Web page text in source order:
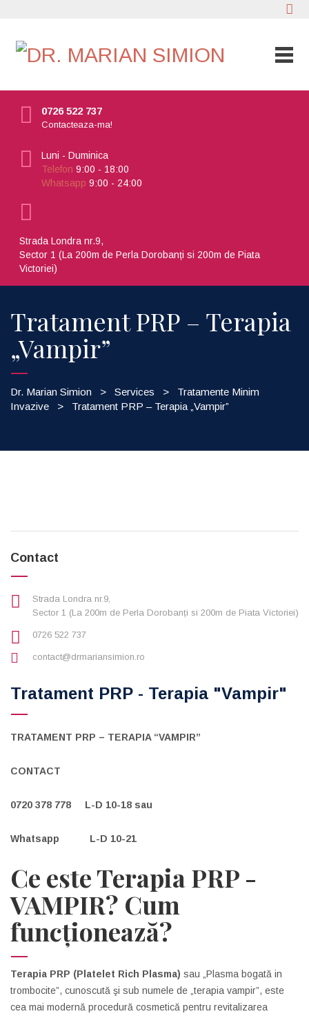
0726 522 737
Contacteaza-ma!
Luni - Duminica
Telefon 9:00 - 18:00
Whatsapp 9:00 - 24:00
Strada Londra nr.9,
Sector 1 (La 200m de Perla Dorobanți si 200m de Piata
Victoriei)
Tratament PRP – Terapia
„Vampir”
Dr. Marian Simion > Services >
Tratamente Minim
Invazive
> Tratament PRP – Terapia „Vampir”
Contact
Strada Londra nr.9,
Sector 1 (La 200m de Perla Dorobanți si 200m de Piata Victoriei)
0726 522 737
contact@drmariansimion.ro
Tratament PRP - Terapia "Vampir"
TRATAMENT PRP – TERAPIA “VAMPIR”
CONTACT
0720 378 778 L-D 10-18 sau
Whatsapp L-D 10-21
Ce este Terapia PRP -
VAMPIR? Cum
funcţionează?
Terapia PRP (Platelet Rich Plasma) sau „Plasma bogată in
trombocite”, cunoscută şi sub numele de „terapia vampir”, este
cea mai modernă procedură cosmetică pentru revitalizarea